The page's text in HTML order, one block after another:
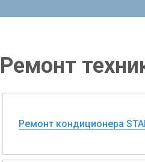
Ремонт
Ремонт кондиционера